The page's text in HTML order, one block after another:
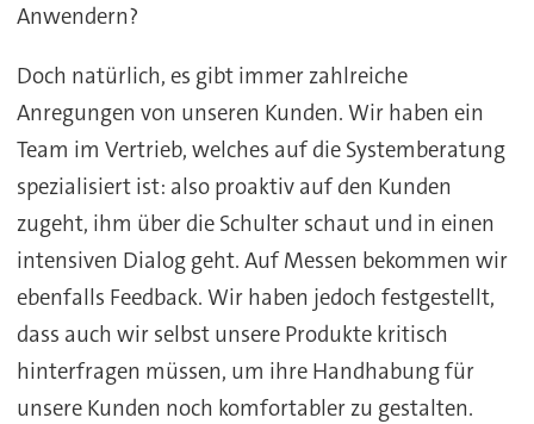
Anwendern?
Doch natürlich, es gibt immer zahlreiche
Anregungen von unseren Kunden. Wir haben ein
Team im Vertrieb, welches auf die Systemberatung
spezialisiert ist: also proaktiv auf den Kunden
zugeht, ihm über die Schulter schaut und in einen
intensiven Dialog geht. Auf Messen bekommen wir
ebenfalls Feedback. Wir haben jedoch festgestellt,
dass auch wir selbst unsere Produkte kritisch
hinterfragen müssen, um ihre Handhabung für
unsere Kunden noch komfortabler zu gestalten.